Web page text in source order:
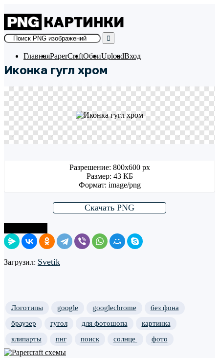
to
content
ГлавнаяPaperCraftОбоиUploadВход
Иконка гугл хром
Разрешение: 800x600 px
Размер: 43 КБ
Формат: image/png
Скачать PNG
Загрузил: Svetik
Логотипы google googlechrome
без фона
браузер
гугол для фотошопа
картинка
клипарты
пнг поиск солнце фото